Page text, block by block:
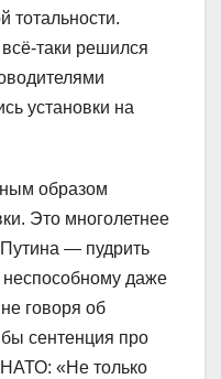
тотальности.
таки решился
установки на
образом
Это многолетнее
— пудрить
неспособному даже
говоря об
бы сентенция про
«Не только